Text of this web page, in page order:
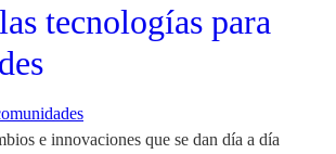
tecnologías para
e innovaciones que se dan día a día